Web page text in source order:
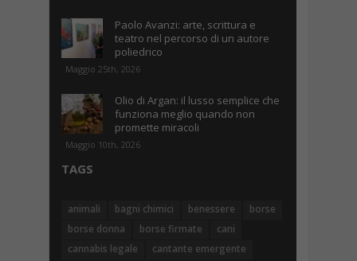
Paolo Avanzi: arte, scrittura e
teatro nel percorso di un autore
poliedrico
Maggio 25th, 2026
Olio di Argan: il lusso semplice che
funziona meglio quando non
promette miracoli
Maggio 10th, 2026
TAGS
animali bagni chimici benessere
borse
borse donna
borse firmate
cani
cannabis legale
cantante emergente